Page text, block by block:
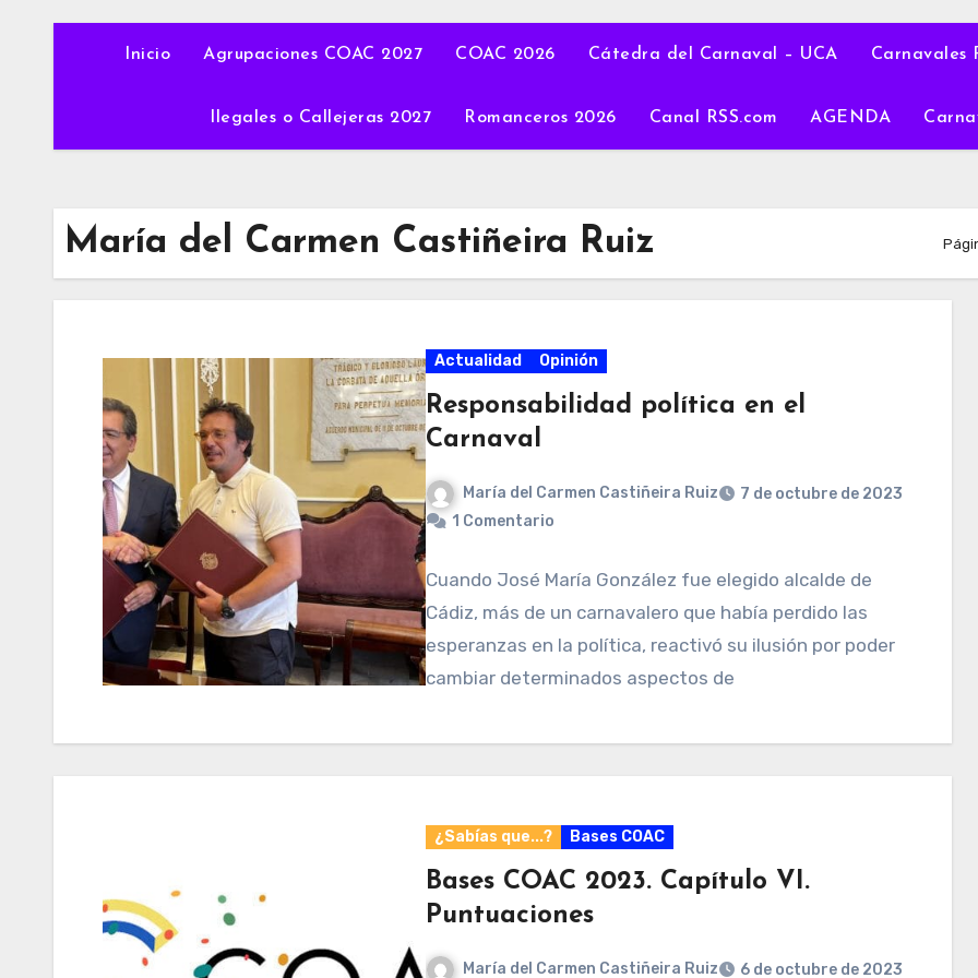
Inicio Agrupaciones COAC 2027 COAC 2026 Cátedra del Carnaval – UCA Carnavales
Ilegales o Callejeras 2027 Romanceros 2026 Canal RSS.com AGENDA
María del Carmen Castiñeira Ruiz
Actualidad Opinión
Responsabilidad política en el
Carnaval
María del Carmen Castiñeira Ruiz
7 de octubre de 2023
1 Comentario
Cuando José María González fue elegido alcalde de
Cádiz, más de un carnavalero que había perdido las
esperanzas en la política, reactivó su ilusión por poder
cambiar determinados aspectos de
¿Sabías que...? Bases COAC
Bases COAC 2023. Capítulo VI.
Puntuaciones
María del Carmen Castiñeira Ruiz 6 de octubre de 2023